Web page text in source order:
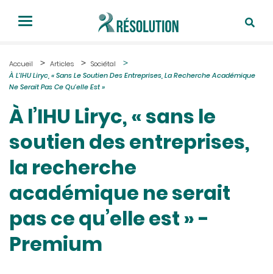
Accueil Articles
Sociétal
À L’IHU Liryc, « Sans Le Soutien Des Entreprises, La Recherche Académique
Ne Serait Pas Ce Qu’elle Est »
À l’IHU Liryc, « sans le
soutien des entreprises,
la recherche
académique ne serait
pas ce qu’elle est » -
Premium